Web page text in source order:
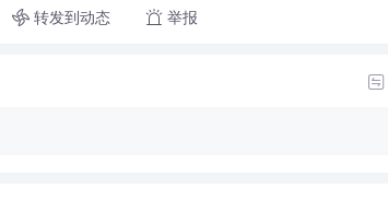
转发到动态 举报